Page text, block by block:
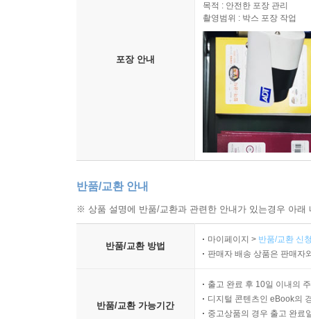
포장 안내
목적 : 안전한 포장 관리
촬영범위 : 박스 포장 작업
반품/교환 안내
※ 상품 설명에 반품/교환과 관련한 안내가 있는경우 아
반품/교환 방법
마이페이지 > 반품/교환 신
판매자 배송 상품은 판매자
반품/교환 가능기간
출고 완료 후 10일 이내의
디지털 콘텐츠인 eBook의
중고상품의 경우 출고 완료